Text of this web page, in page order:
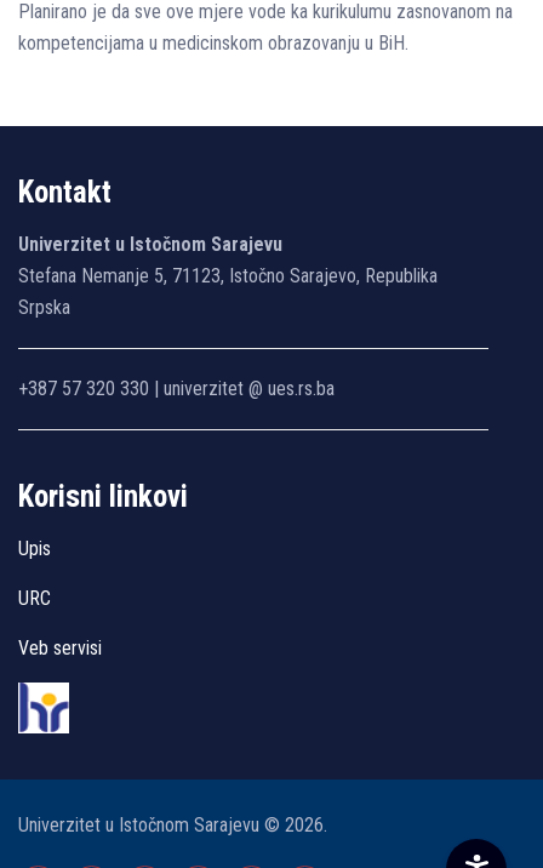
Planirano je da sve ove mjere vode ka kurikulumu zasnovanom na
kompetencijama u medicinskom obrazovanju u BiH.
Kontakt
Univerzitet u Istočnom Sarajevu
Stefana Nemanje 5, 71123, Istočno Sarajevo, Republika
Srpska
+387 57 320 330 | univerzitet @ ues.rs.ba
Korisni linkovi
Upis
URC
Veb servisi
Univerzitet u Istočnom Sarajevu © 2026.